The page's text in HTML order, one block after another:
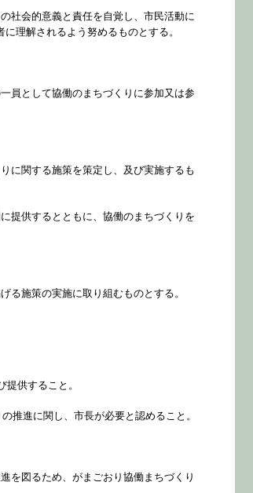
社会的意義と責任を自覚し、市民活動に
理解されるよう努めるものとする。
員として協働のまちづくりに参加又は参
に関する施策を策定し、及び実施するも
提供するとともに、協働のまちづくりを
施策の実施に取り組むものとする。
供すること。
推進に関し、市長が必要と認めること。
を図るため、がまごおり協働まちづくり